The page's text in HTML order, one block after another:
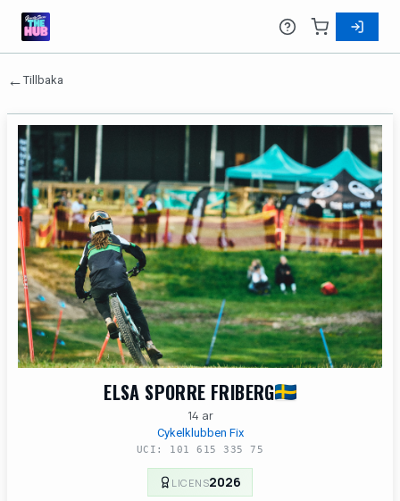
←Tillbaka
ELSA SPORRE FRIBERG
14 ar
Cykelklubben Fix
UCI: 101 615 335 75
LICENS2026